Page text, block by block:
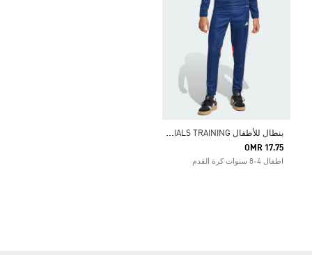
ب
نطال للأطفال TIRO 25 ESSENTIALS TRAINING
OMR 17.75
اطفال 4-8 سنوات كرة القدم